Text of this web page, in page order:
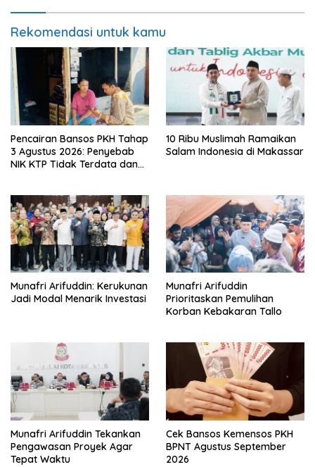
Rekomendasi untuk kamu
Pencairan Bansos PKH Tahap
3 Agustus 2026: Penyebab
NIK KTP Tidak Terdata dan
10 Ribu Muslimah Ramaikan
Salam Indonesia di Makassar
Munafri Arifuddin: Kerukunan
Jadi Modal Menarik Investasi
Munafri Arifuddin
Prioritaskan Pemulihan
Korban Kebakaran Tallo
Munafri Arifuddin Tekankan
Pengawasan Proyek Agar
Tepat Waktu
Cek Bansos Kemensos PKH
BPNT Agustus September
2026